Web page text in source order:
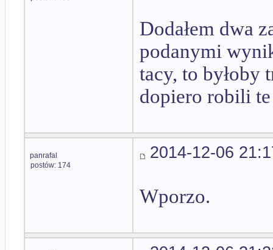
Dodałem dwa
podanymi
tacy, to byłoby
dopiero robili
panrafal
postów: 174
2014-12-06
Wporzo.